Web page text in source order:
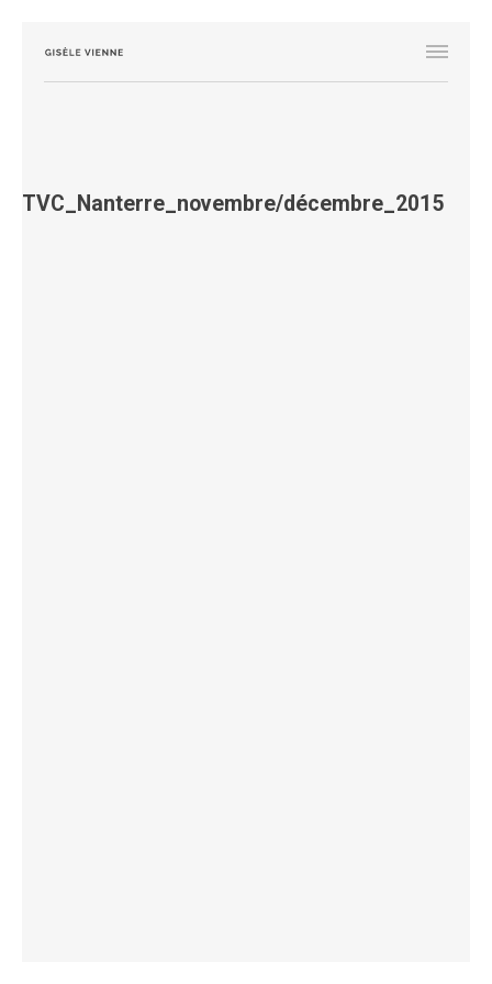
TVC_Nanterre_novembre/décembre_2015